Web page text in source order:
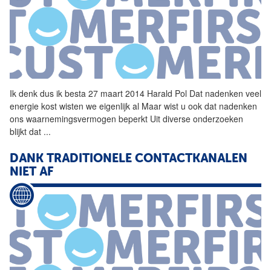
Ik denk dus ik besta 27 maart 2014 Harald Pol Dat nadenken veel
energie kost wisten we eigenlijk al Maar wist u ook dat nadenken
ons waarnemingsvermogen beperkt Uit diverse onderzoeken
blijkt dat ...
DANK TRADITIONELE CONTACTKANALEN
NIET AF